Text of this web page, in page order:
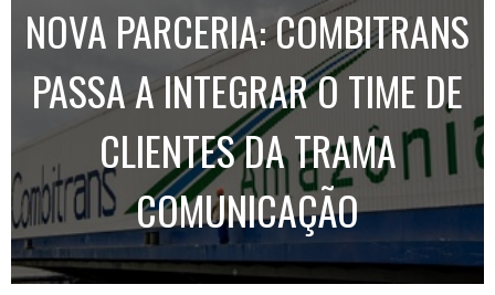
NOVA PARCERIA: COMBITRANS
PASSA A INTEGRAR O TIME DE
CLIENTES DA TRAMA
COMUNICAÇÃO